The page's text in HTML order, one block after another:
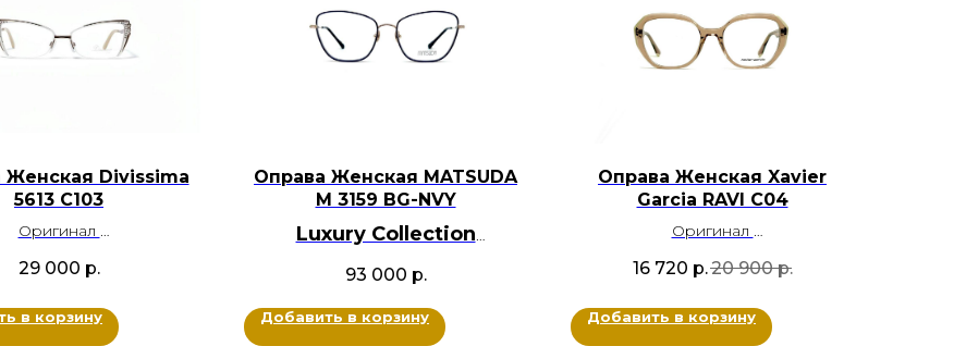
Женская Divissima
5613 С103
Оригинал
Белый, Золотой
29 000 р.
в корзину
Оправа Женская MATSUDA
M 3159 BG-NVY
Luxury Collection
BRANDOCHKI
Оригинал
Металл
Цвет: Золотой, Синий
93 000 р.
Добавить в корзину
Оправа Женская Xavier
Garcia RAVI C04
Оригинал
Цвет: Карамельный прозрачный,
Размер: 54-19-138
16 720 р.20 900 р.
Добавить в корзину